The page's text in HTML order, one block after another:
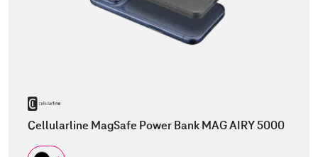
Cellularline MagSafe Power Bank MAG AIRY 5000